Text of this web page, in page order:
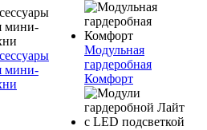
мини-
Модульная
гардеробная
Комфорт